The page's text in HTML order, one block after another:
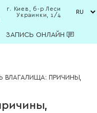
г. Киев, б-р Леси
Украинки, 1/4
ЗАПИСЬ ОНЛАЙН
ВЛАГАЛИЩА: ПРИЧИНЫ,